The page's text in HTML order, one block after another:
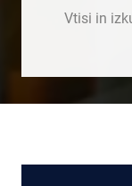
Vtisi in